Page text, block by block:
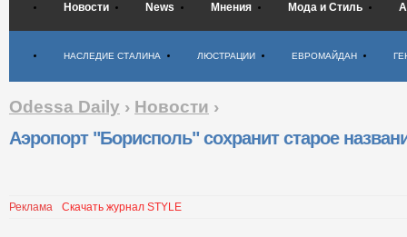
Новости News Мнения Мода и Стиль
НАСЛЕДИЕ СТАЛИНА ЛЮСТРАЦИИ ЕВРОМАЙДАН
Odessa Daily › Новости ›
Аэропорт "Борисполь" сохранит старое
Реклама Скачать журнал STYLE